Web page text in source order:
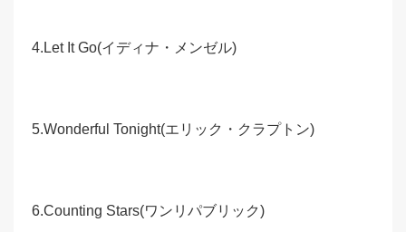
4.Let It Go(イディナ・メンゼル)
5.Wonderful Tonight(エリック・クラプトン)
6.Counting Stars(ワンリパブリック)